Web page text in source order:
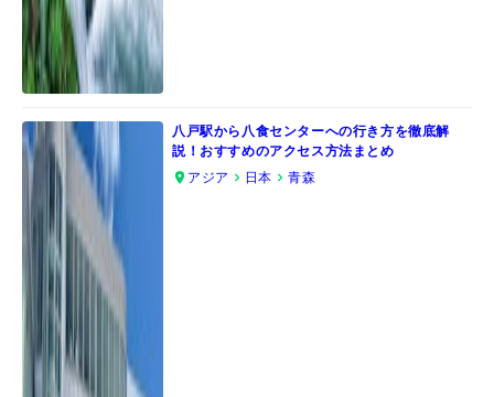
八戸駅から八食センターへの行き方を徹底解
説！おすすめのアクセス方法まとめ
アジア
日本 青森